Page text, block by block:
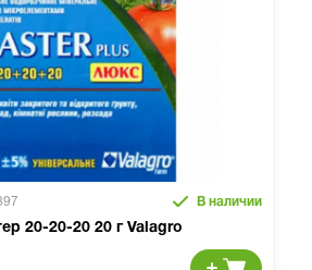
В наличии
20-20-20 20 г Valagro